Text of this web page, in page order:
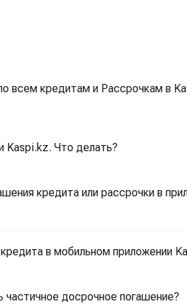
всем кредитам и Рассрочкам в
Kaspi.kz. Что делать?
кредита или рассрочки в
в мобильном приложении
досрочное погашение?